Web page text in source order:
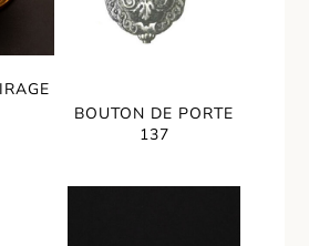
BOUTON DE PORTE
137